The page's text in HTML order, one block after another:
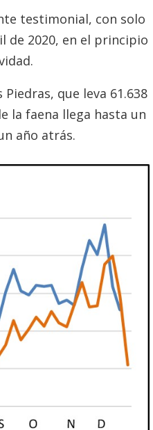
testimonial, con solo
de 2020, en el principio
que leva 61.638
la faena llega hasta un
año atrás.